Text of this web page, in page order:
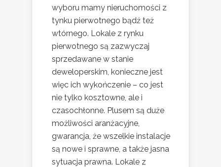
wyboru mamy nieruchomości z
tynku pierwotnego bądź też
wtórnego. Lokale z rynku
pierwotnego są zazwyczaj
sprzedawane w stanie
deweloperskim, konieczne jest
więc ich wykończenie – co jest
nie tylko kosztowne, ale i
czasochłonne. Plusem są duże
możliwości aranżacyjne,
gwarancja, że wszelkie instalacje
są nowe i sprawne, a także jasna
sytuacja prawna. Lokale z